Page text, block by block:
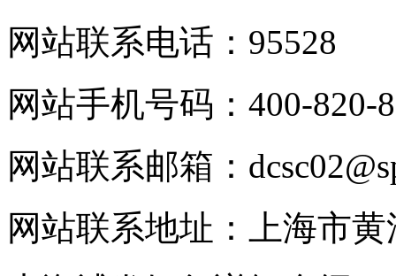
网站联系电话：95528
网站手机号码：400-820-
网站联系邮箱：
网站联系地址：上海市